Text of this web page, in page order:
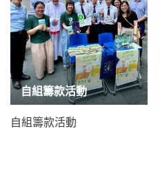
自組籌款活動
自組籌款活動